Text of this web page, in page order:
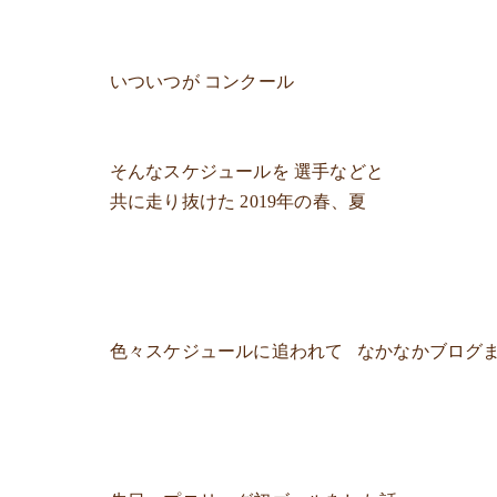
いついつが コンクール
そんなスケジュールを 選手などと
共に走り抜けた 2019年の春、夏
色々スケジュールに追われて なかなかブログ